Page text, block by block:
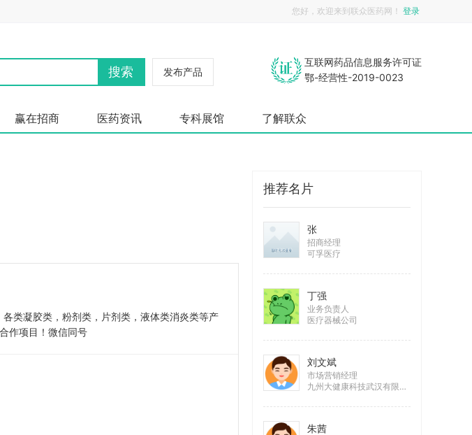
您好，欢迎来到联众医药网！ 登录
互联网药品信息服务许可证
鄂-经营性-2019-0023
搜索 发布产品
赢在招商 医药资讯 专科展馆 了解联众
类凝胶类，粉剂类，片剂类，液体类消炎类等产
作项目！微信同号
推荐名片
张
招商经理
可孚医疗
丁强
业务负责人
医疗器械公司
刘文斌
市场营销经理
九州大健康科技武汉有限公司
朱茜